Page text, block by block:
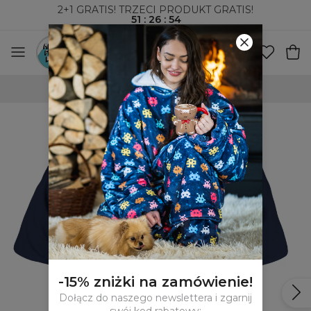
2+1 GRATIS! TRZECI PRODUKT GRATIS!
51 : 26 :53
WYSYŁKA ZA POBRANIEM I DO
-15% zniżki na zamówienie!
Dołącz do naszego newslettera i zgarnij